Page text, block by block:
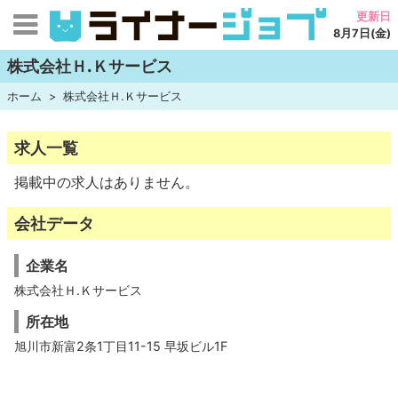
更新日
8月7日(金)
株式会社Ｈ.Ｋサービス
ホーム 株式会社Ｈ.Ｋサービス
求人一覧
掲載中の求人はありません。
会社データ
企業名
株式会社Ｈ.Ｋサービス
所在地
旭川市新富2条1丁目11-15 早坂ビル1F